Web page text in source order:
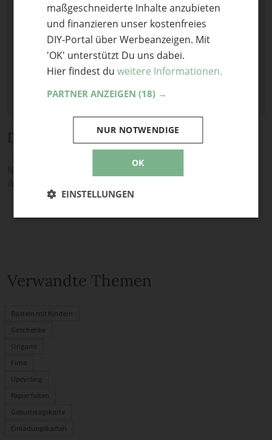
Bild anhängen
Keine Datei ausgewählt
Maximale Dateigröße: 8 MB.
Bild.
Diskussion
Noch keine Kommentare — sei die Erste oder der Erste und teile
Verwandte Themen
Basteln mit Kindern
Geschenke
Origami
Fimo
Upcycling
Papier falten
Geburtstagskarte
Einladungskarten
maßgeschneiderte Inhalte anzubieten
und finanzieren unser kostenfreies
DIY-Portal über Werbeanzeigen. Mit
'OK' unterstützt Du uns dabei.
Hier findest du weitere Informationen.
PARTNER ANZEIGEN (18) →
OK
NUR NOTWENDIGE
EINSTELLUNGEN